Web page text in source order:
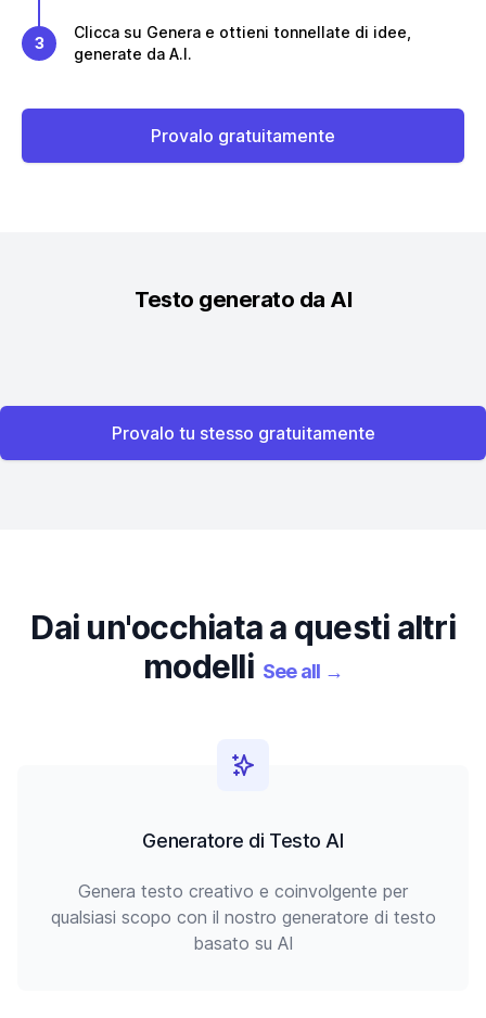
3
Clicca su Genera e ottieni tonnellate di idee,
generate da A.I.
Provalo gratuitamente
Testo generato da AI
Provalo tu stesso gratuitamente
Dai un'occhiata a questi altri
modelli See all →
Generatore di Testo AI
Genera testo creativo e coinvolgente per
qualsiasi scopo con il nostro generatore di testo
basato su AI